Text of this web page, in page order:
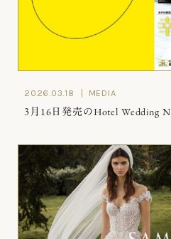
2026.03.18 MEDIA
3月16日発売のHotel Wedding